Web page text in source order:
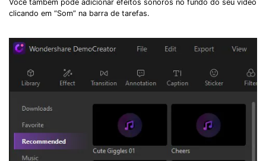
Você também pode adicionar efeitos sonoros no fundo do seu vídeo
clicando em “Som” na barra de tarefas.